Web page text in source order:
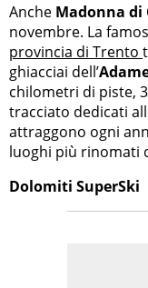
Anche Madonna di
novembre. La
provincia di Trento
ghiacciai dell’
chilometri di piste,
tracciato dedicati
attraggono ogni
luoghi più rinomati
Dolomiti SuperSki